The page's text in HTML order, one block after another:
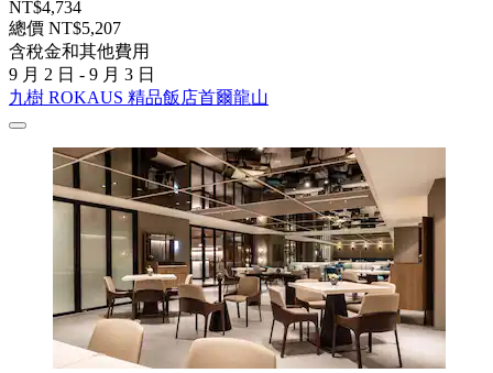
NT$4,734
總價 NT$5,207
含稅金和其他費用
9 月 2 日 - 9 月 3 日
九樹 ROKAUS 精品飯店首爾龍山